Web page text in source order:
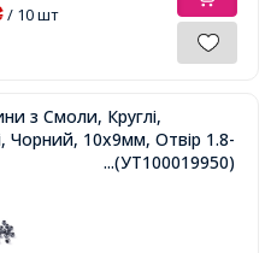
/ 10 шт
з Смоли, Круглі,
Чорний, 10х9мм, Отвір 1.8-
...(УТ100019950)